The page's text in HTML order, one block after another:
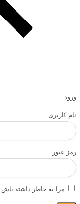
ورود
نام کاربری:
رمز عبور:
مرا به خاطر داشته باش